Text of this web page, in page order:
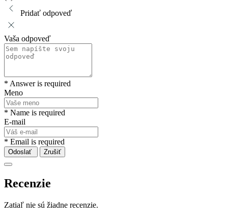
Pridať odpoveď
Vaša odpoveď
* Answer is required
Meno
* Name is required
E-mail
* Email is required
Odoslať Zrušiť
Recenzie
Zatiaľ nie sú žiadne recenzie.